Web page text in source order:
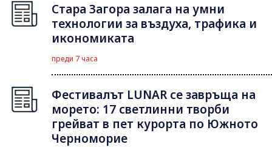
Стара Загора залага на умни
технологии за въздуха, трафика и
икономиката
преди 7 часа
Фестивалът LUNAR се завръща на
морето: 17 светлинни творби
грейват в пет курорта по Южното
Черноморие